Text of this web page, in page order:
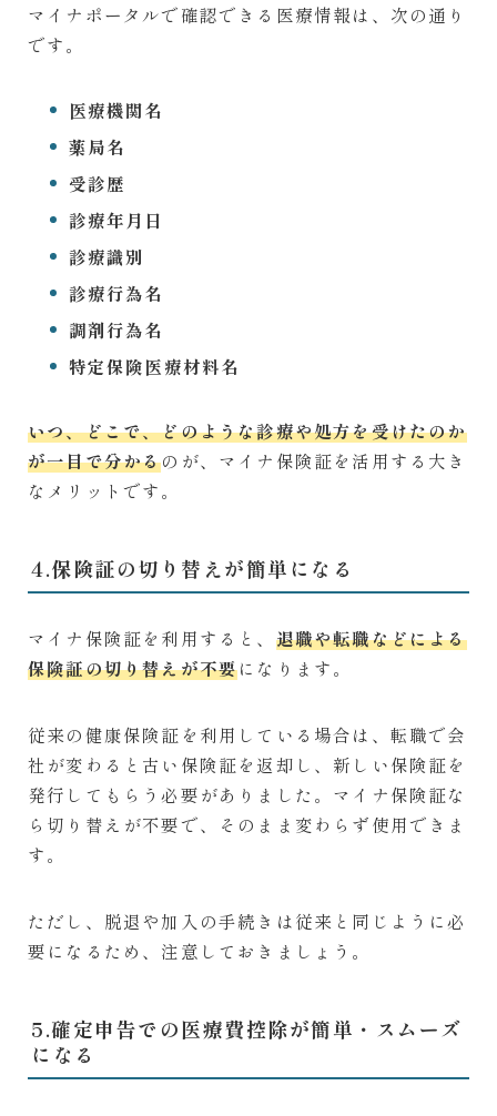
マイナポータルで確認できる医療情報は、次の通り
です。
医療機関名
薬局名
受診歴
診療年月日
診療識別
診療行為名
調剤行為名
特定保険医療材料名
いつ、どこで、どのような診療や処方を受けたのか
が一目で分かるのが、マイナ保険証を活用する大き
なメリットです。
4.保険証の切り替えが簡単になる
マイナ保険証を利用すると、 退職や転職などによる
保険証の切り替えが不要になります。
従来の健康保険証を利用している場合は、転職で会
社が変わると古い保険証を返却し、新しい保険証を
発行してもらう必要がありました。マイナ保険証な
ら切り替えが不要で、そのまま変わらず使用できま
す。
ただし、脱退や加入の手続きは従来と同じように必
要になるため、注意しておきましょう。
5.確定申告での医療費控除が簡単・スムーズ
になる